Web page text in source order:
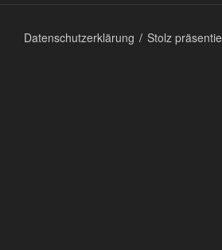
Datenschutzerklärung Stolz